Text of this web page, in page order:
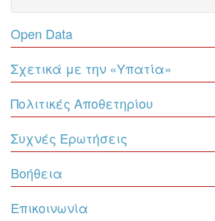
Open Data
Σχετικά με την «Υπατία»
Πολιτικές Αποθετηρίου
Συχνές Ερωτήσεις
Βοήθεια
Επικοινωνία